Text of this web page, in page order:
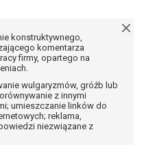
konstruktywnego,
komentarza
firmy, opartego na
wulgaryzmów, gróźb lub
z innymi
umieszczanie linków do
reklama,
niezwiązane z